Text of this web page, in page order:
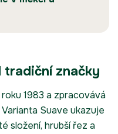
tradiční značky
1983 a zpracovává
Suave ukazuje
složení, hrubší řez a